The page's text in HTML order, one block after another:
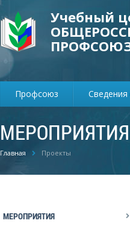
Учебный
Профсоюз
МЕРОПРИЯТИЯ
Главная Проекты
МЕРОПРИЯТИЯ